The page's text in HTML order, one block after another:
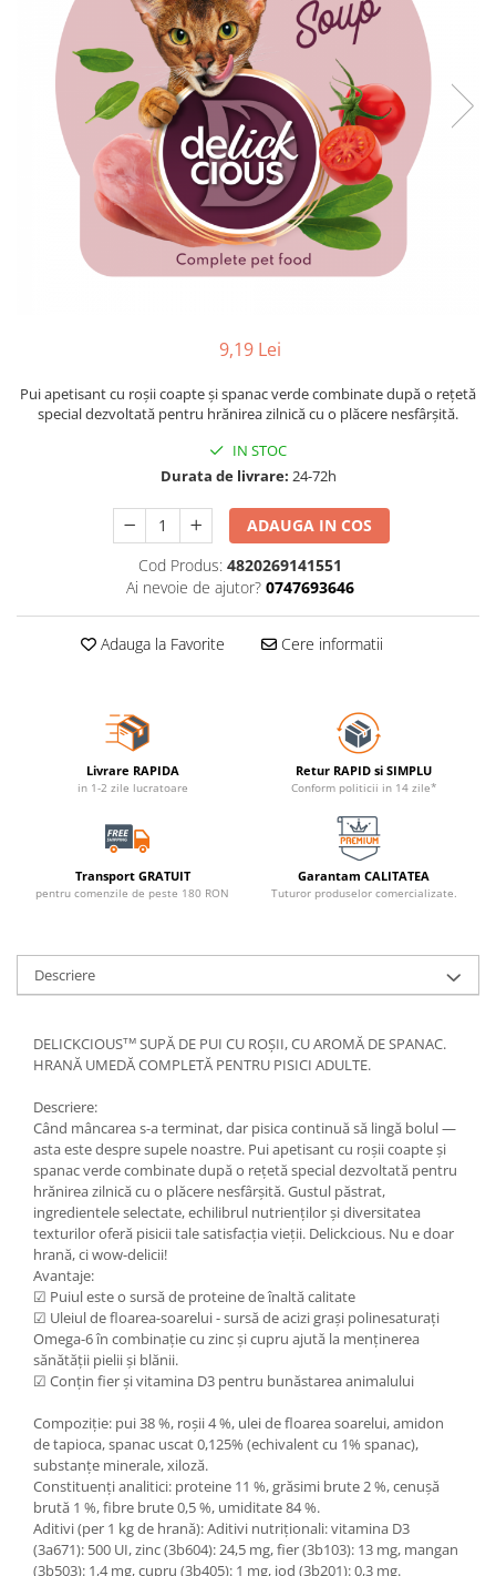
9,19 Lei
Pui apetisant cu roșii coapte și spanac verde combinate după o rețetă
special dezvoltată pentru hrănirea zilnică cu o plăcere nesfârșită.
IN STOC
Durata de livrare: 24-72h
ADAUGA IN COS
Cod Produs: 4820269141551
Ai nevoie de ajutor? 0747693646
Adauga la Favorite Cere informatii
Livrare RAPIDA
in 1-2 zile lucratoare
Retur RAPID si SIMPLU
Conform politicii in 14 zile*
Transport GRATUIT
pentru comenzile de peste 180 RON
Garantam CALITATEA
Tuturor produselor comercializate.
Descriere
DELICKCIOUSтм SUPĂ DE PUI CU ROȘII, CU AROMĂ DE SPANAC.
HRANĂ UMEDĂ COMPLETĂ PENTRU PISICI ADULTE.
Descriere:
Când mâncarea s-a terminat, dar pisica continuă să lingă bolul —
asta este despre supele noastre. Pui apetisant cu roșii coapte și
spanac verde combinate după o rețetă special dezvoltată pentru
hrănirea zilnică cu o plăcere nesfârșită. Gustul păstrat,
ingredientele selectate, echilibrul nutrienților și diversitatea
texturilor oferă pisicii tale satisfacția vieții. Delickcious. Nu e doar
hrană, ci wow-deliciі!
Avantaje:
☑ Puiul este o sursă de proteine de înaltă calitate
☑ Uleiul de floarea-soarelui - sursă de acizi grași polinesaturați
Omega-6 în combinație cu zinc și cupru ajută la menținerea
sănătății pielii și blănii.
☑ Conțin fier și vitamina D3 pentru bunăstarea animalului
Compoziție: pui 38 %, roșii 4 %, ulei de floarea soarelui, amidon
de tapioca, spanac uscat 0,125% (echivalent cu 1% spanac),
substanțe minerale, xiloză.
Constituenți analitici: proteine 11 %, grăsimi brute 2 %, cenușă
brută 1 %, fibre brute 0,5 %, umiditate 84 %.
Aditivi (per 1 kg de hrană): Aditivi nutriţionali: vitamina D3
(3a671): 500 UI, zinc (3b604): 24,5 mg, fier (3b103): 13 mg, mangan
(3b503): 1,4 mg, cupru (3b405): 1 mg, iod (3b201): 0,3 mg.